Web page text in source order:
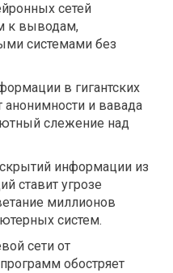
сетей
к выводам,
системами без
в гигантских
и вавада
слежение над
информации из
ставит угрозе
миллионов
систем.
сети от
обостряет